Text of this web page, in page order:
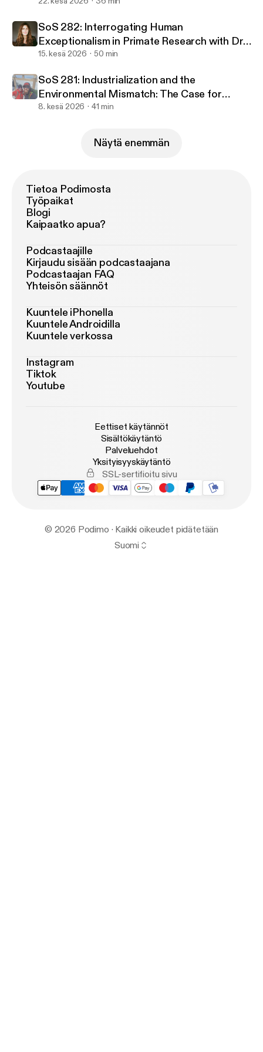
SoS 282: Interrogating Human
Exceptionalism in Primate Research with Dr.
Christine Webb
15. kesä 2026 50 min
SoS 281: Industrialization and the
Environmental Mismatch: The Case for
Returning to Nature with Dr. Danny Longman
8. kesä 2026 41 min
Näytä enemmän
Tietoa Podimosta
Työpaikat
Blogi
Kaipaatko apua?
Podcastaajille
Kirjaudu sisään podcastaajana
Podcastaajan FAQ
Yhteisön säännöt
Kuuntele iPhonella
Kuuntele Androidilla
Kuuntele verkossa
Instagram
Tiktok
Youtube
Eettiset käytännöt
Sisältökäytäntö
Palveluehdot
Yksityisyyskäytäntö
SSL-sertifioitu sivu
© 2026 Podimo · Kaikki oikeudet pidätetään
Suomi